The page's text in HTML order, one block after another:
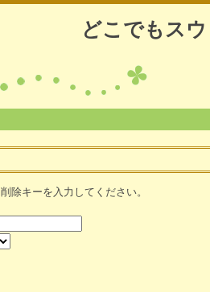
どこでもス
除キーを入力してください。